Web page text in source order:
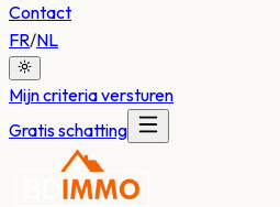
Contact
FR/NL
Mijn criteria versturen
Gratis schatting